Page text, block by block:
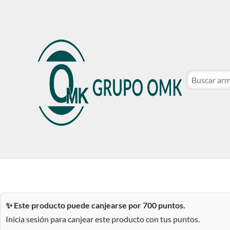
CATÁLOGO DE MARCAS
✨ Este producto puede canjearse por 700 puntos.
Inicia sesión para canjear este producto con tus puntos.